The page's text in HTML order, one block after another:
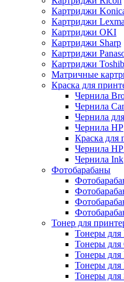
Картриджи
Картриджи
Картриджи OKI
Картриджи Sharp
Картриджи
Картриджи
Матричные
Краска для
Чернила
Чернила
Чернила
Чернила HP
Краска для
Чернила
Чернила Ink
Фотобарабаны
Тонер для
Тонеры для
Тонеры для
Тонеры для
Тонеры для
Тонеры для